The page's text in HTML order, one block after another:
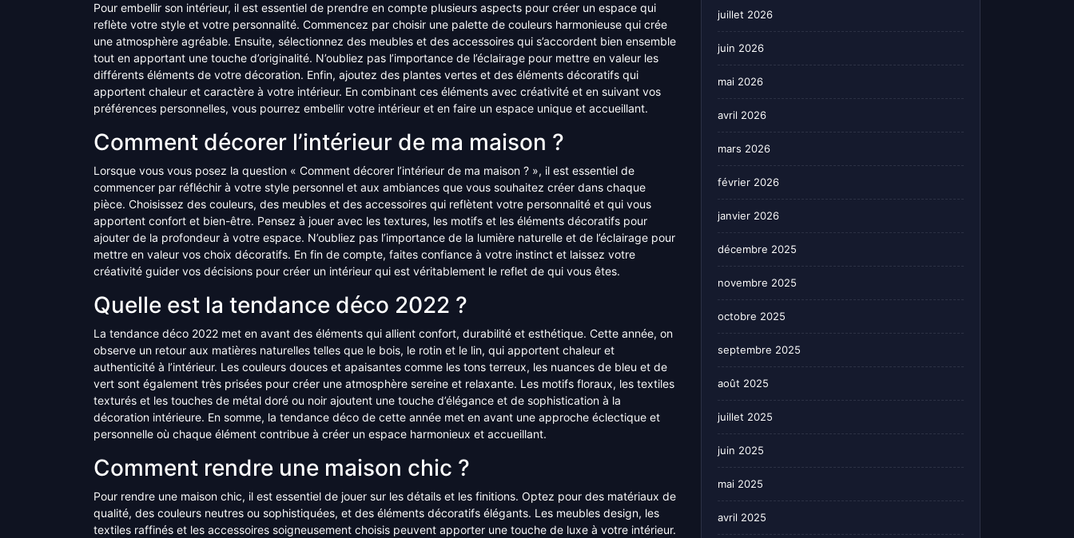
Pour embellir son intérieur, il est essentiel de prendre en compte plusieurs aspects pour créer un espace qui
reflète votre style et votre personnalité. Commencez par choisir une palette de couleurs harmonieuse qui crée
une atmosphère agréable. Ensuite, sélectionnez des meubles et des accessoires qui s’accordent bien ensemble
tout en apportant une touche d’originalité. N’oubliez pas l’importance de l’éclairage pour mettre en valeur les
différents éléments de votre décoration. Enfin, ajoutez des plantes vertes et des éléments décoratifs qui
apportent chaleur et caractère à votre intérieur. En combinant ces éléments avec créativité et en suivant vos
préférences personnelles, vous pourrez embellir votre intérieur et en faire un espace unique et accueillant.
Comment décorer l’intérieur de ma maison ?
Lorsque vous vous posez la question « Comment décorer l’intérieur de ma maison ? », il est essentiel de
commencer par réfléchir à votre style personnel et aux ambiances que vous souhaitez créer dans chaque
pièce. Choisissez des couleurs, des meubles et des accessoires qui reflètent votre personnalité et qui vous
apportent confort et bien-être. Pensez à jouer avec les textures, les motifs et les éléments décoratifs pour
ajouter de la profondeur à votre espace. N’oubliez pas l’importance de la lumière naturelle et de l’éclairage pour
mettre en valeur vos choix décoratifs. En fin de compte, faites confiance à votre instinct et laissez votre
créativité guider vos décisions pour créer un intérieur qui est véritablement le reflet de qui vous êtes.
Quelle est la tendance déco 2022 ?
La tendance déco 2022 met en avant des éléments qui allient confort, durabilité et esthétique. Cette année, on
observe un retour aux matières naturelles telles que le bois, le rotin et le lin, qui apportent chaleur et
authenticité à l’intérieur. Les couleurs douces et apaisantes comme les tons terreux, les nuances de bleu et de
vert sont également très prisées pour créer une atmosphère sereine et relaxante. Les motifs floraux, les textiles
texturés et les touches de métal doré ou noir ajoutent une touche d’élégance et de sophistication à la
décoration intérieure. En somme, la tendance déco de cette année met en avant une approche éclectique et
personnelle où chaque élément contribue à créer un espace harmonieux et accueillant.
Comment rendre une maison chic ?
Pour rendre une maison chic, il est essentiel de jouer sur les détails et les finitions. Optez pour des matériaux de
qualité, des couleurs neutres ou sophistiquées, et des éléments décoratifs élégants. Les meubles design, les
textiles raffinés et les accessoires soigneusement choisis peuvent apporter une touche de luxe à votre intérieur.
juillet 2026
juin 2026
mai 2026
avril 2026
mars 2026
février 2026
janvier 2026
décembre 2025
novembre 2025
octobre 2025
septembre 2025
août 2025
juillet 2025
juin 2025
mai 2025
avril 2025